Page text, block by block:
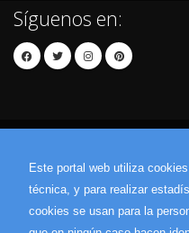
Este portal web utiliza
técnica, y para realizar
cookies se usan para la
Síguenos en: